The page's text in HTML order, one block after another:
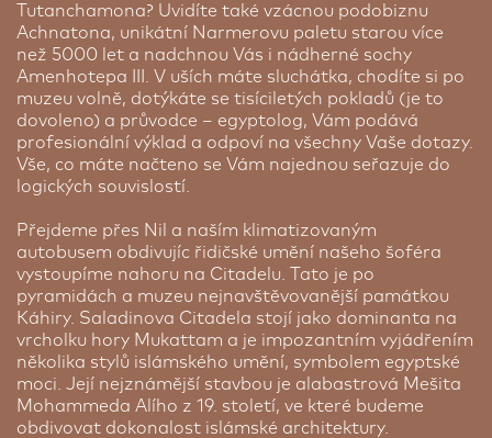
Tutanchamona? Uvidíte také vzácnou podobiznu
Achnatona, unikátní Narmerovu paletu starou více
než 5000 let a nadchnou Vás i nádherné sochy
Amenhotepa III. V uších máte sluchátka, chodíte si po
muzeu volně, dotýkáte se tisíciletých pokladů (je to
dovoleno) a průvodce – egyptolog, Vám podává
profesionální výklad a odpoví na všechny Vaše dotazy.
Vše, co máte načteno se Vám najednou seřazuje do
logických souvislostí.
Přejdeme přes Nil a naším klimatizovaným
autobusem obdivujíc řidičské umění našeho šoféra
vystoupíme nahoru na Citadelu. Tato je po
pyramidách a muzeu nejnavštěvovanější památkou
Káhiry. Saladinova Citadela stojí jako dominanta na
vrcholku hory Mukattam a je impozantním vyjádřením
několika stylů islámského umění, symbolem egyptské
moci. Její nejznámější stavbou je alabastrová Mešita
Mohammeda Alího z 19. století, ve které budeme
obdivovat dokonalost islámské architektury.